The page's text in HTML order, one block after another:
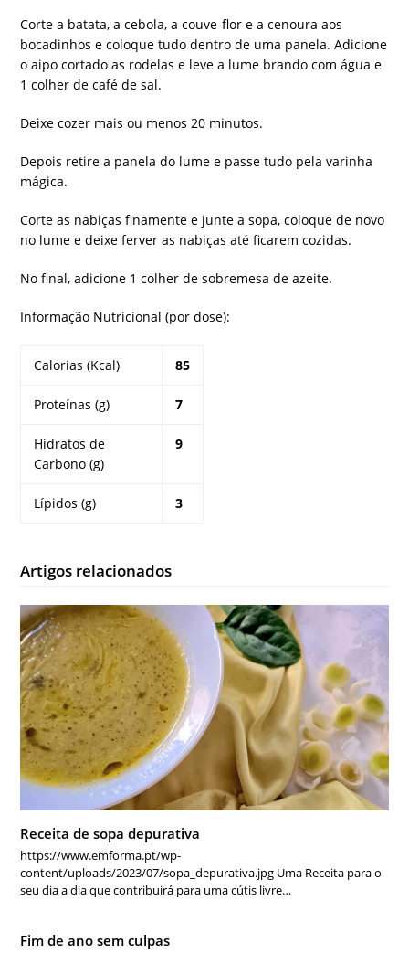
Corte a batata, a cebola, a couve-flor e a cenoura aos
bocadinhos e coloque tudo dentro de uma panela. Adicione
o aipo cortado as rodelas e leve a lume brando com água e
1 colher de café de sal.
Deixe cozer mais ou menos 20 minutos.
Depois retire a panela do lume e passe tudo pela varinha
mágica.
Corte as nabiças finamente e junte a sopa, coloque de novo
no lume e deixe ferver as nabiças até ficarem cozidas.
No final, adicione 1 colher de sobremesa de azeite.
Informação Nutricional (por dose):
Calorias (Kcal) 85
Proteínas (g) 7
Hidratos de
Carbono (g)
9
Lípidos (g) 3
Artigos relacionados
Receita de sopa depurativa
https://www.emforma.pt/wp-
content/uploads/2023/07/sopa_depurativa.jpg Uma Receita para o
seu dia a dia que contribuirá para uma cútis livre…
Fim de ano sem culpas